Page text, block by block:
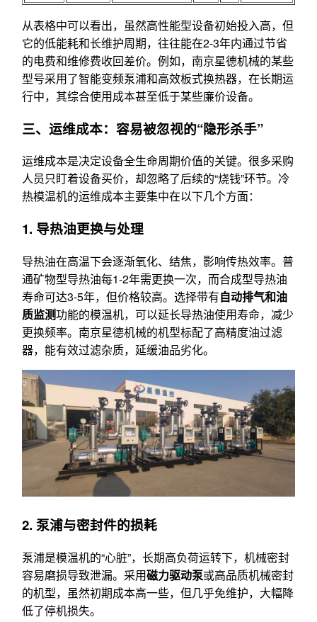
从表格中可以看出，虽然高性能型设备初始投入高，但
它的低能耗和长维护周期，往往能在2-3年内通过节省
的电费和维修费收回差价。例如，南京星德机械的某些
型号采用了智能变频泵浦和高效板式换热器，在长期运
行中，其综合使用成本甚至低于某些廉价设备。
三、运维成本：容易被忽视的“隐形杀手”
运维成本是决定设备全生命周期价值的关键。很多采购
人员只盯着设备买价，却忽略了后续的“烧钱”环节。冷
热模温机的运维成本主要集中在以下几个方面：
1. 导热油更换与处理
导热油在高温下会逐渐氧化、结焦，影响传热效率。普
通矿物型导热油每1-2年需更换一次，而合成型导热油
寿命可达3-5年，但价格较高。选择带有自动排气和油
质监测功能的模温机，可以延长导热油使用寿命，减少
更换频率。南京星德机械的机型标配了高精度油过滤
器，能有效过滤杂质，延缓油品劣化。
2. 泵浦与密封件的损耗
泵浦是模温机的“心脏”，长期高负荷运转下，机械密封
容易磨损导致泄漏。采用磁力驱动泵或高品质机械密封
的机型，虽然初期成本高一些，但几乎免维护，大幅降
低了停机损失。